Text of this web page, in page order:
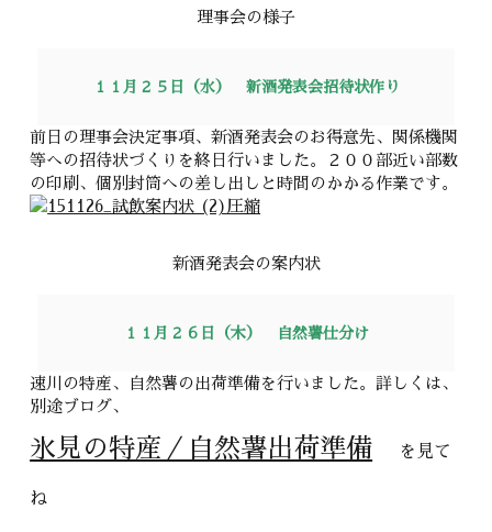
理事会の様子
１１月２５日（水） 新酒発表会招待状作り
前日の理事会決定事項、新酒発表会のお得意先、関係機関
等への招待状づくりを終日行いました。２００部近い部数
の印刷、個別封筒への差し出しと時間のかかる作業です。
新酒発表会の案内状
１１月２６日（木） 自然薯仕分け
速川の特産、自然薯の出荷準備を行いました。詳しくは、
別途ブログ、
氷見の特産／自然薯出荷準備 を見て
ね